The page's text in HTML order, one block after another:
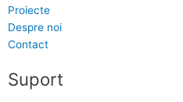
Proiecte
Despre noi
Contact
Suport